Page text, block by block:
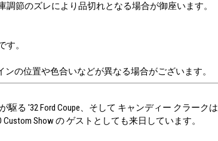
節のズレにより品切れとなる場合が御座います。
。
の位置や色合いなどが異なる場合がございます。
る '32 Ford Coupe、そして キャンディー クラークは
Custom Show の ゲストとしても来日しています。